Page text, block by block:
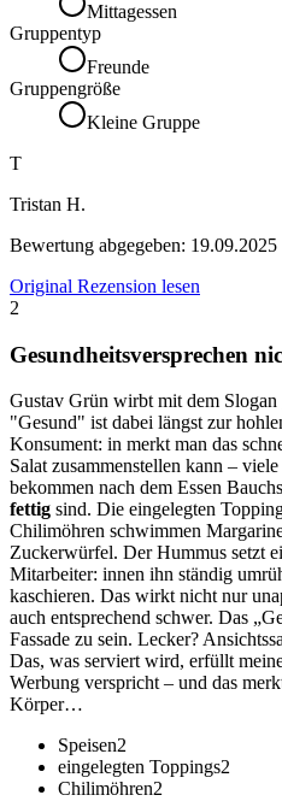
Mittagessen
Gruppentyp
Freunde
Gruppengröße
Kleine Gruppe
T
Tristan H.
Bewertung abgegeben: 19.09.2025
Original Rezension lesen
2
Gesundheitsversprechen
Gustav Grün wirbt mit dem Slogan
"Gesund" ist dabei längst zur
Konsument: in merkt man das
Salat zusammenstellen kann –
bekommen nach dem Essen
fettig sind. Die eingelegten
Chilimöhren schwimmen
Zuckerwürfel. Der Hummus setzt
Mitarbeiter: innen ihn ständig
kaschieren. Das wirkt nicht nur
auch entsprechend schwer. Das
Fassade zu sein. Lecker?
Das, was serviert wird, erfüllt
Werbung verspricht – und das
Körper…
Speisen2
eingelegten Toppings2
Chilimöhren2